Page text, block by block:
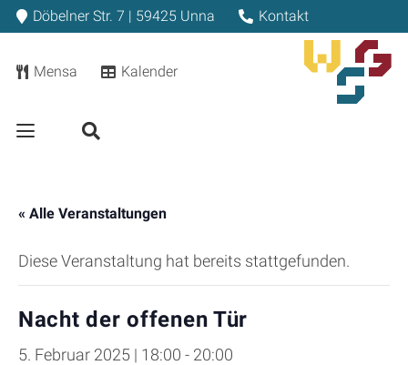
Döbelner Str. 7 | 59425 Unna Kontakt
Mensa Kalender
« Alle Veranstaltungen
Diese Veranstaltung hat bereits stattgefunden.
Nacht der offenen Tür
5. Februar 2025 | 18:00 - 20:00